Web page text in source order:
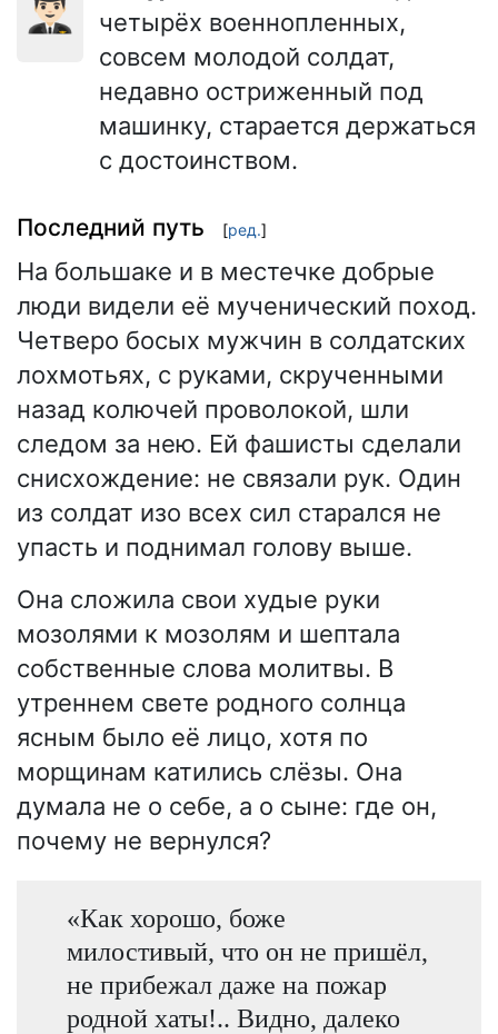
четырёх военнопленных,
совсем молодой солдат,
недавно остриженный под
машинку, старается держаться
с достоинством.
Последний путь [ред.]
На большаке и в местечке добрые
люди видели её мученический поход.
Четверо босых мужчин в солдатских
лохмотьях, с руками, скрученными
назад колючей проволокой, шли
следом за нею. Ей фашисты сделали
снисхождение: не связали рук. Один
из солдат изо всех сил старался не
упасть и поднимал голову выше.
Она сложила свои худые руки
мозолями к мозолям и шептала
собственные слова молитвы. В
утреннем свете родного солнца
ясным было её лицо, хотя по
морщинам катились слёзы. Она
думала не о себе, а о сыне: где он,
почему не вернулся?
«Как хорошо, боже
милостивый, что он не пришёл,
не прибежал даже на пожар
родной хаты!.. Видно, далеко